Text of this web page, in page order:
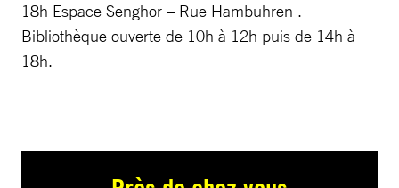
18h Espace Senghor – Rue Hambuhren .
Bibliothèque ouverte de 10h à 12h puis de 14h à
18h.